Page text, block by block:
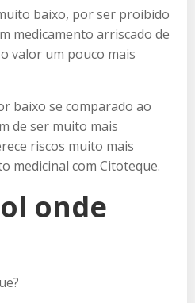
baixo, por ser proibido
medicamento arriscado de
valor um pouco mais
baixo se comparado ao
de ser muito mais
riscos muito mais
medicinal com Citoteque.
onde